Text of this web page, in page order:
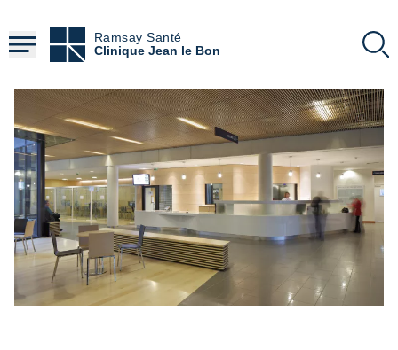
contenu
principal
Ramsay Santé
Clinique Jean le Bon